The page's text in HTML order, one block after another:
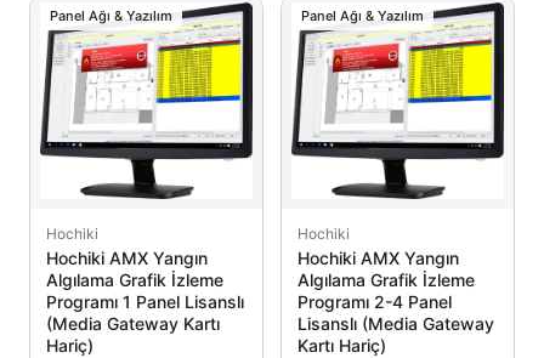
Panel Ağı & Yazılım
Hochiki
Hochiki AMX Yangın
Algılama Grafik İzleme
Programı 1 Panel Lisanslı
(Media Gateway Kartı
Hariç)
Panel Ağı & Yazılım
Hochiki
Hochiki AMX Yangın
Algılama Grafik İzleme
Programı 2-4 Panel
Lisanslı (Media Gateway
Kartı Hariç)